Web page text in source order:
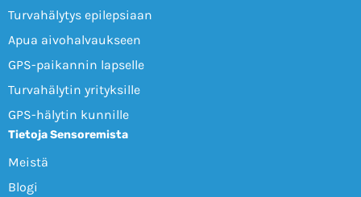
Turvahälytys epilepsiaan
Apua aivohalvaukseen
GPS-paikannin lapselle
Turvahälytin yrityksille
GPS-hälytin kunnille
Tietoja Sensoremista
Meistä
Blogi